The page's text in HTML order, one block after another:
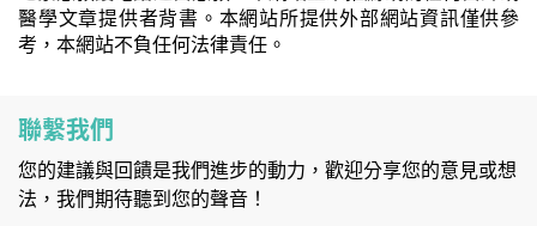
醫學文章提供者背書。本網站所提供外部網站資訊僅供參
考，本網站不負任何法律責任。
聯繫我們
您的建議與回饋是我們進步的動力，歡迎分享您的意見或想
法，我們期待聽到您的聲音！